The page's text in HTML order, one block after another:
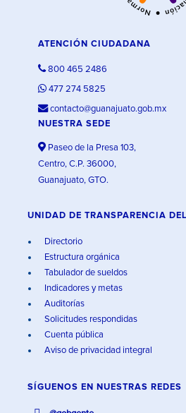
ATENCIÓN CIUDADANA
800 465 2486
477 274 5825
contacto@guanajuato.gob.mx
NUESTRA SEDE
Paseo de la Presa 103,
Centro, C.P. 36000,
Guanajuato, GTO.
UNIDAD DE TRANSPARENCIA
Directorio
Estructura orgánica
Tabulador de sueldos
Indicadores y metas
Auditorías
Solicitudes respondidas
Cuenta pública
Aviso de privacidad integral
SÍGUENOS EN NUESTRAS REDES